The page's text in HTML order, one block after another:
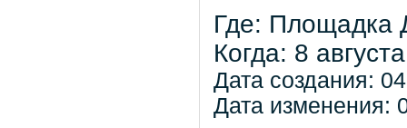
Где: Площадка
Когда: 8
Дата создания:
Дата изменения: